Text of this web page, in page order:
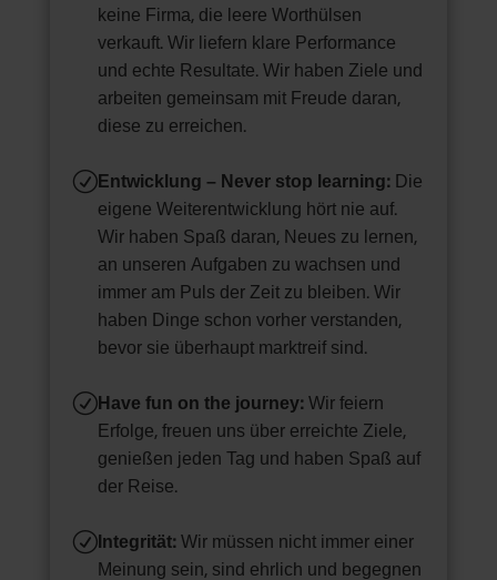
keine Firma, die leere Worthülsen
verkauft. Wir liefern klare Performance
und echte Resultate. Wir haben Ziele und
arbeiten gemeinsam mit Freude daran,
diese zu erreichen.
REntwicklung – Never stop learning:Die
eigene Weiterentwicklung hört nie auf.
Wir haben Spaß daran, Neues zu lernen,
an unseren Aufgaben zu wachsen und
immer am Puls der Zeit zu bleiben. Wir
haben Dinge schon vorher verstanden,
bevor sie überhaupt marktreif sind.
RHave fun on the journey:Wir feiern
Erfolge, freuen uns über erreichte Ziele,
genießen jeden Tag und haben Spaß auf
der Reise.
RIntegrität:Wir müssen nicht immer einer
Meinung sein, sind ehrlich und begegnen